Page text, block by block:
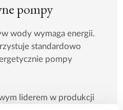
pompy
wody wymaga energii.
standardowo
pompy
liderem w produkcji